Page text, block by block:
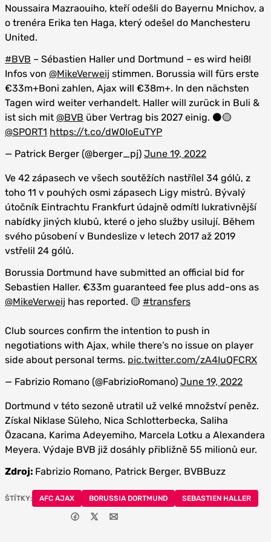
Noussaira Mazraouiho, kteří odešli do Bayernu Mnichov, a
o trenéra Erika ten Haga, který odešel do Manchesteru
United.
#BVB – Sébastien Haller und Dortmund – es wird heiß!
Infos von @MikeVerweij stimmen. Borussia will fürs erste
€33m+Boni zahlen, Ajax will €38m+. In den nächsten
Tagen wird weiter verhandelt. Haller will zurück in Buli &
ist sich mit @BVB über Vertrag bis 2027 einig. ⚫️🟡
@SPORT1 https://t.co/dW0IoEuTYP
— Patrick Berger (@berger_pj) June 19, 2022
Ve 42 zápasech ve všech soutěžích nastřílel 34 gólů, z
toho 11 v pouhých osmi zápasech Ligy mistrů. Bývalý
útočník Eintrachtu Frankfurt údajně odmítl lukrativnější
nabídky jiných klubů, které o jeho služby usilují. Během
svého působení v Bundeslize v letech 2017 až 2019
vstřelil 24 gólů.
Borussia Dortmund have submitted an official bid for
Sebastien Haller. €33m guaranteed fee plus add-ons as
@MikeVerweij has reported. 🟡 #transfers
Club sources confirm the intention to push in
negotiations with Ajax, while there’s no issue on player
side about personal terms. pic.twitter.com/zA4IuQFCRX
— Fabrizio Romano (@FabrizioRomano) June 19, 2022
Dortmund v této sezoně utratil už velké množství peněz.
Získal Niklase Süleho, Nica Schlotterbecka, Saliha
Özacana, Karima Adeyemiho, Marcela Lotku a Alexandera
Meyera. Výdaje BVB již dosáhly přibližně 55 milionů eur.
Zdroj: Fabrizio Romano, Patrick Berger, BVBBuzz
ŠTÍTKY: AFC AJAX BORUSSIA DORTMUND SEBASTIEN HALLER